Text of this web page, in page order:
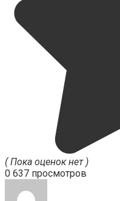
( Пока оценок нет )
0 637 просмотров